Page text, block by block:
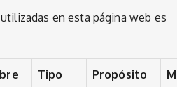
en esta página web es
Tipo Propósito